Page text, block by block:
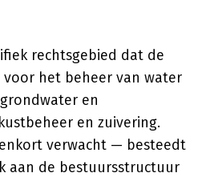
rechtsgebied dat de
het beheer van water
en
en zuivering.
verwacht — besteedt
aan de bestuursstructuur